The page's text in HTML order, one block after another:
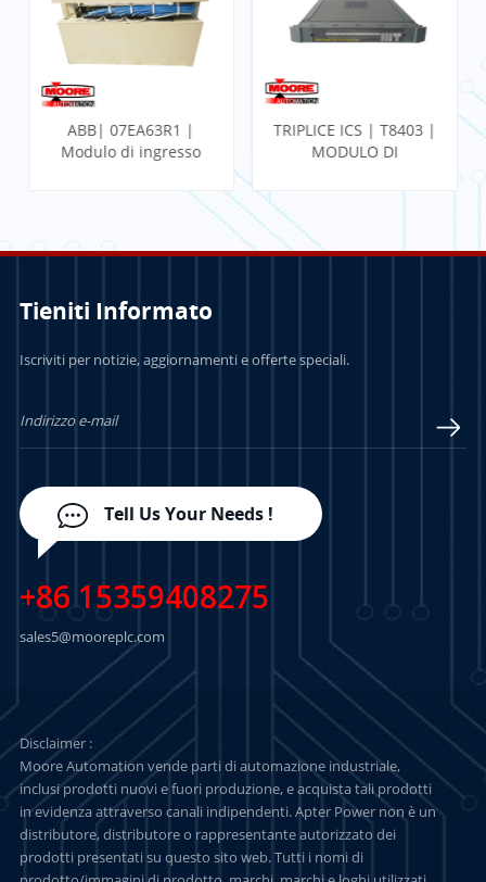
ABB| 07EA63R1 |
Modulo di ingresso
TRIPLICE ICS | T8403 |
MODULO DI
Tieniti Informato
Iscriviti per notizie, aggiornamenti e offerte speciali.
Tell Us Your Needs !
+86 15359408275
sales5@mooreplc.com
Disclaimer :
Moore Automation vende parti di automazione industriale,
inclusi prodotti nuovi e fuori produzione, e acquista tali prodotti
in evidenza attraverso canali indipendenti. Apter Power non è un
distributore, distributore o rappresentante autorizzato dei
prodotti presentati su questo sito web. Tutti i nomi di